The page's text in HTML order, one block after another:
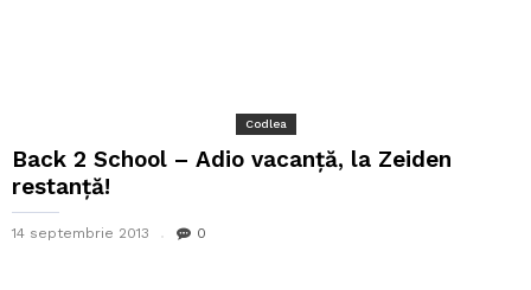
Codlea
Back 2 School – Adio vacanță, la Zeiden
restanță!
14 septembrie 2013 0